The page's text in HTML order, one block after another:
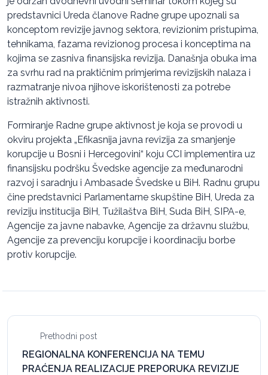
predstavnici Ureda članove Radne grupe upoznali sa
konceptom revizije javnog sektora, revizionim pristupima,
tehnikama, fazama revizionog procesa i konceptima na
kojima se zasniva finansijska revizija. Današnja obuka ima
za svrhu rad na praktičnim primjerima revizijskih nalaza i
razmatranje nivoa njihove iskorištenosti za potrebe
istražnih aktivnosti.
Formiranje Radne grupe aktivnost je koja se provodi u
okviru projekta „Efikasnija javna revizija za smanjenje
korupcije u Bosni i Hercegovini“ koju CCI implementira uz
finansijsku podršku Švedske agencije za međunarodni
razvoj i saradnju i Ambasade Švedske u BiH. Radnu grupu
čine predstavnici Parlamentarne skupštine BiH, Ureda za
reviziju institucija BiH, Tužilaštva BiH, Suda BiH, SIPA-e,
Agencije za javne nabavke, Agencije za državnu službu,
Agencije za prevenciju korupcije i koordinaciju borbe
protiv korupcije.
Prethodni post
REGIONALNA KONFERENCIJA NA TEMU
PRAĆENJA REALIZACIJE PREPORUKA REVIZIJE